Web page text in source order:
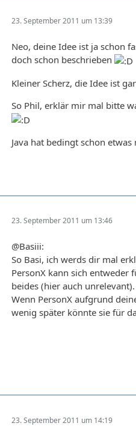
23. September 2011 um 13:39
Neo, deine Idee ist ja schon
doch schon beschrieben
Kleiner Scherz, die Idee ist
So Phil, erklär mir mal bitte
Java hat bedingt schon
23. September 2011 um 13:46
@Basiii:
So Basi, ich werds dir mal
PersonX kann sich entweder
beides (hier auch unrelevant).
Wenn PersonX aufgrund
wenig später könnte sie für
23. September 2011 um 14:19